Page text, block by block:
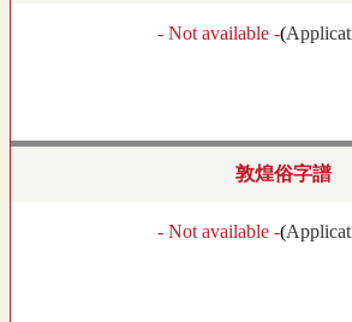
- Not available -(
敦煌俗字譜
- Not available -(